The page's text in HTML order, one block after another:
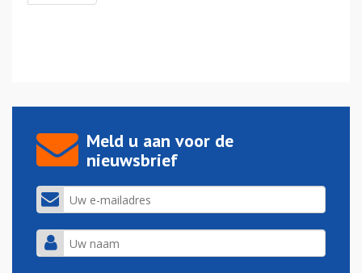
Meld u aan voor de
nieuwsbrief